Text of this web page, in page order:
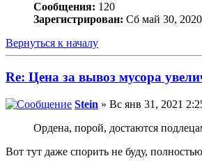
Сообщения: 120
Зарегистрирован: Сб май 30,
Вернуться к началу
Re: Цена за вывоз мусора
Stein » Вс янв 31, 2021
Ордена, порой, достаются
Вот тут даже спорить не буду,